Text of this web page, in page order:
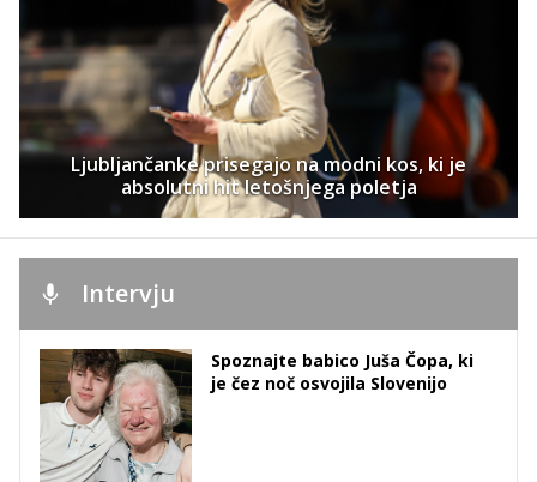
Ljubljančanke prisegajo na modni kos, ki je
absolutni hit letošnjega poletja
Intervju
Spoznajte babico Juša Čopa, ki
je čez noč osvojila Slovenijo